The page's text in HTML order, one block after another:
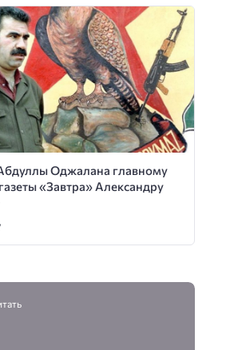
Оджалана главному
«Завтра» Александру